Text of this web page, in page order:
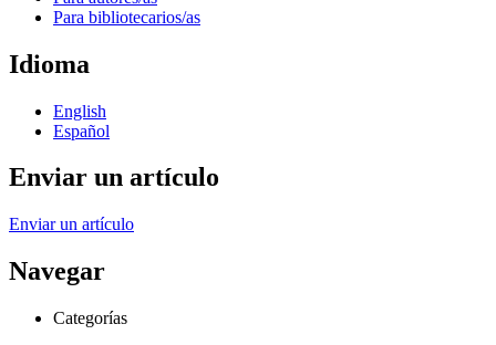
Para bibliotecarios/as
Idioma
English
Español
Enviar un artículo
Enviar un artículo
Navegar
Categorías